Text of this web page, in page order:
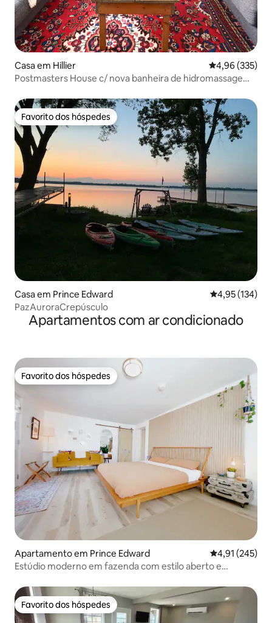
Casa em Hillier Classificação
4,96 (335)
Postmasters House c/ nova banheira de hidromassagem
Favorito dos hóspedes
Favorito dos hóspedes
Casa em Prince Edward Classificação
4,95 (134)
PazAuroraCrepúsculo
Apartamentos com ar condicionado
Favorito dos hóspedes
Favorito dos hóspedes
Apartamento em Prince Edward Classificação
4,91 (245)
Estúdio moderno em fazenda com estilo aberto e
Favorito dos hóspedes
Favorito dos hóspedes